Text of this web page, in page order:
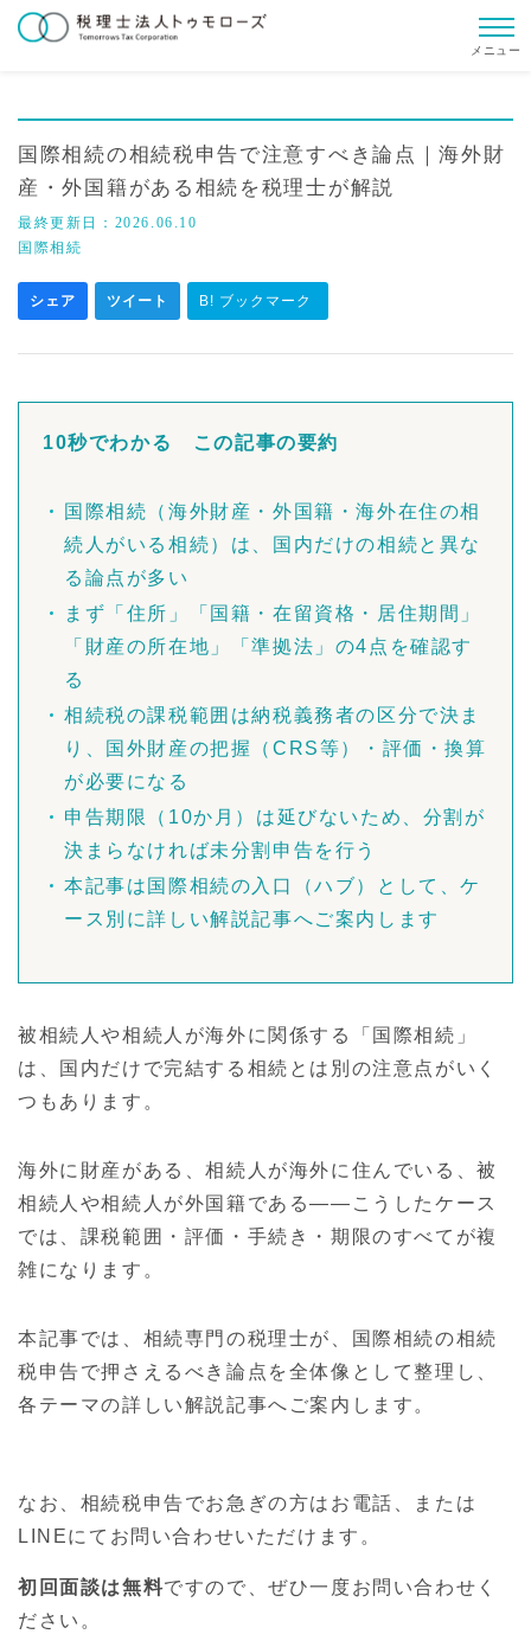
メニュー
国際相続の相続税申告で注意すべき論点｜海外財
産・外国籍がある相続を税理士が解説
最終更新日： 2026.06.10
国際相続
シェア ツイート B! ブックマーク
10秒でわかる この記事の要約
国際相続（海外財産・外国籍・海外在住の相
続人がいる相続）は、国内だけの相続と異な
る論点が多い
まず「住所」「国籍・在留資格・居住期間」
「財産の所在地」「準拠法」の4点を確認す
る
相続税の課税範囲は納税義務者の区分で決ま
り、国外財産の把握（CRS等）・評価・換算
が必要になる
申告期限（10か月）は延びないため、分割が
決まらなければ未分割申告を行う
本記事は国際相続の入口（ハブ）として、ケ
ース別に詳しい解説記事へご案内します
被相続人や相続人が海外に関係する「国際相続」
は、国内だけで完結する相続とは別の注意点がいく
つもあります。
海外に財産がある、相続人が海外に住んでいる、被
相続人や相続人が外国籍である——こうしたケース
では、課税範囲・評価・手続き・期限のすべてが複
雑になります。
本記事では、相続専門の税理士が、国際相続の相続
税申告で押さえるべき論点を全体像として整理し、
各テーマの詳しい解説記事へご案内します。
なお、相続税申告でお急ぎの方はお電話、または
LINEにてお問い合わせいただけます。
初回面談は無料ですので、ぜひ一度お問い合わせく
ださい。